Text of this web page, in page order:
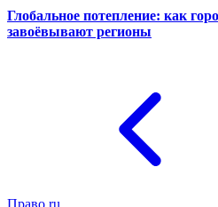
Глобальное потепление: как
завоёвывают регионы
Право.ru